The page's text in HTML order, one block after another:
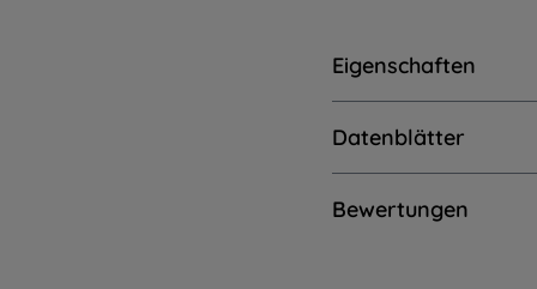
Eigenschaften
Datenblätter
Bewertungen